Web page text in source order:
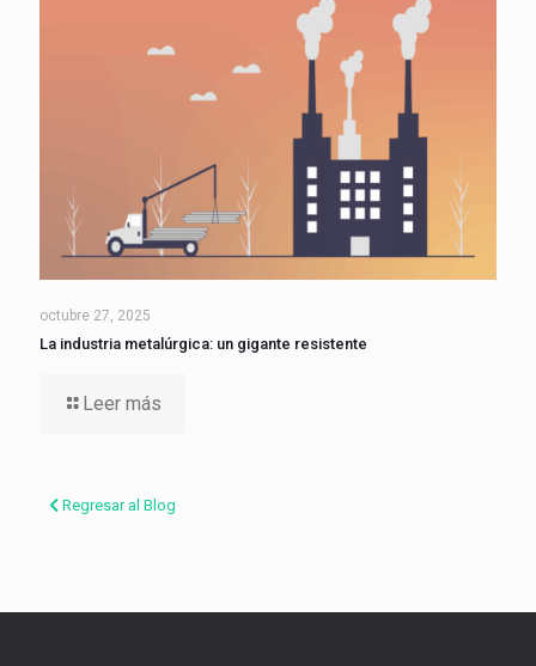
octubre 27, 2025
La industria metalúrgica: un gigante resistente
Leer más
Regresar al Blog